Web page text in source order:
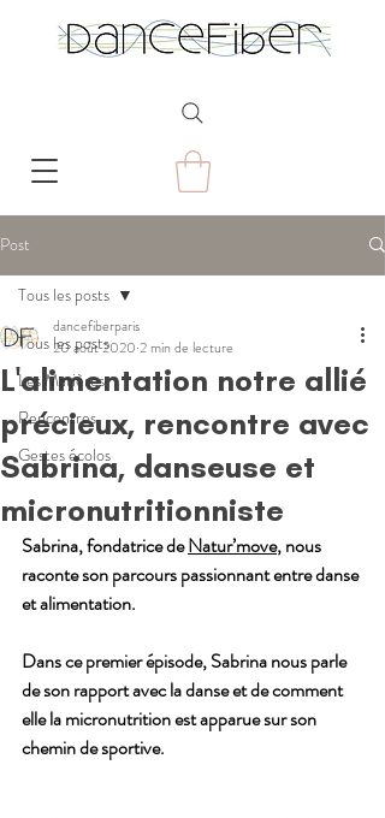
Post
Tous les posts
Les Matières
Rencontres
Gestes écolos
Tous les posts
L'alimentation notre allié
précieux, rencontre avec
Sabrina, danseuse et
micronutritionniste
dancefiberparis
20 août 2020 2 min de lecture
Sabrina, fondatrice de Natur’move, nous
raconte son parcours passionnant entre danse
et alimentation.
Dans ce premier épisode, Sabrina nous parle
de son rapport avec la danse et de comment
elle la micronutrition est apparue sur son
chemin de sportive.